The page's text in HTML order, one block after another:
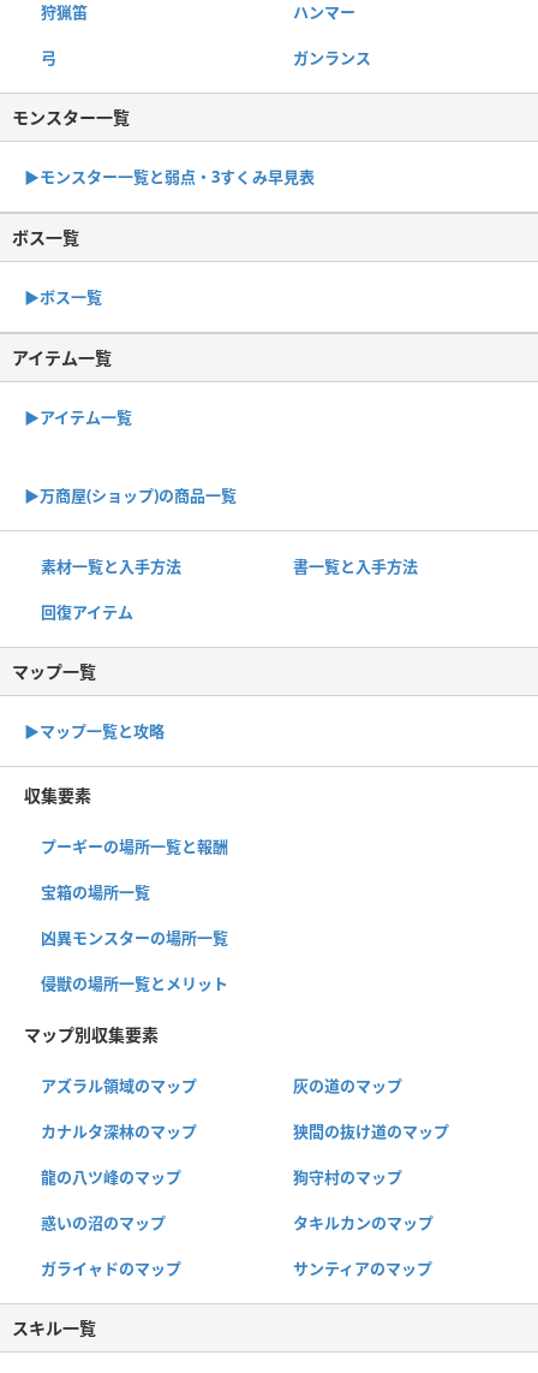
狩猟笛 ハンマー
弓 ガンランス
モンスター一覧
▶︎モンスター一覧と弱点・3すくみ早見表
ボス一覧
▶︎ボス一覧
アイテム一覧
▶アイテム一覧
▶︎万商屋(ショップ)の商品一覧
素材一覧と入手方法 書一覧と入手方法
回復アイテム
マップ一覧
▶︎マップ一覧と攻略
収集要素
プーギーの場所一覧と報酬
宝箱の場所一覧
凶異モンスターの場所一覧
侵獣の場所一覧とメリット
マップ別収集要素
アズラル領域のマップ 灰の道のマップ
カナルタ深林のマップ 狭間の抜け道のマップ
龍の八ツ峰のマップ 狗守村のマップ
惑いの沼のマップ タキルカンのマップ
ガライャドのマップ サンティアのマップ
スキル一覧